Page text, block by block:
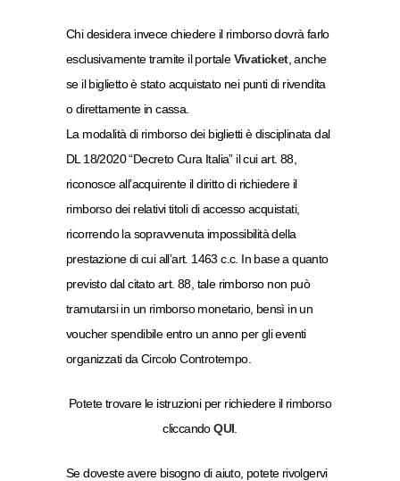
Chi desidera invece chiedere il rimborso dovrà farlo
esclusivamente tramite il portaleVivaticket, anche
se il biglietto è stato acquistato nei punti di rivendita
o direttamente in cassa.
La modalità di rimborso dei biglietti è disciplinata dal
DL 18/2020 “Decreto Cura Italia” il cui art. 88,
riconosce all’acquirente il diritto di richiedere il
rimborso dei relativi titoli di accesso acquistati,
ricorrendo la sopravvenuta impossibilità della
prestazione di cui all’art. 1463 c.c. In base a quanto
previsto dal citato art. 88, tale rimborso non può
tramutarsi in un rimborso monetario, bensì in un
voucher spendibile entro un anno per gli eventi
organizzati da Circolo Controtempo.
Potete trovare le istruzioni per richiedere il rimborso
cliccandoQUI
Se doveste avere bisogno di aiuto, potete rivolgervi